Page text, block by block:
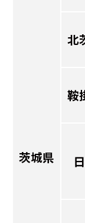
茨城県
北
鞍